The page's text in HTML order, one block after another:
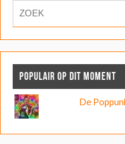
POPULAIR OP DIT MOMENT
De